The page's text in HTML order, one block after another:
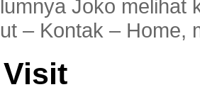
Joko melihat
– Kontak –